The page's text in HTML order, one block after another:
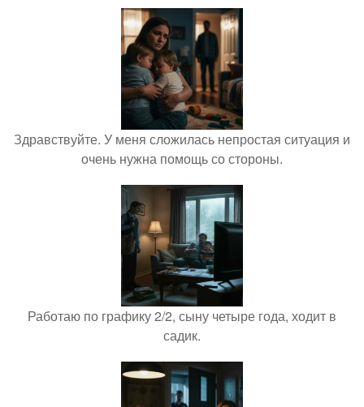
Здравствуйте. У меня сложилась непростая ситуация и
очень нужна помощь со стороны.
Работаю по графику 2/2, сыну четыре года, ходит в
садик.